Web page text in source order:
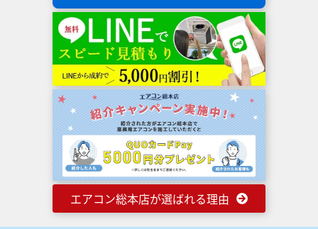
エアコン総本店が選ばれる理由